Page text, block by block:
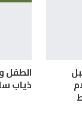
الطفل
ذياب